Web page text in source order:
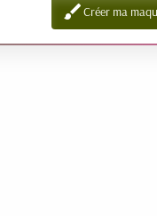
brushCréer ma